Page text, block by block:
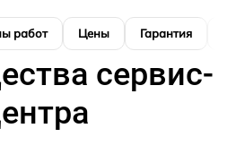
работ Цены Гарантия
сервис-